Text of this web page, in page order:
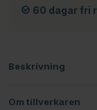
60 dagar fri
Beskrivning
Om tillverkaren